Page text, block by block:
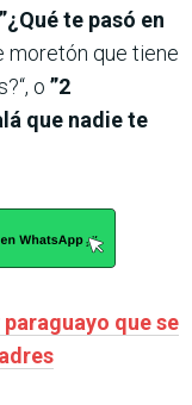
”¿Qué te pasó en
moretón que tiene
o ”2
que nadie te
que se